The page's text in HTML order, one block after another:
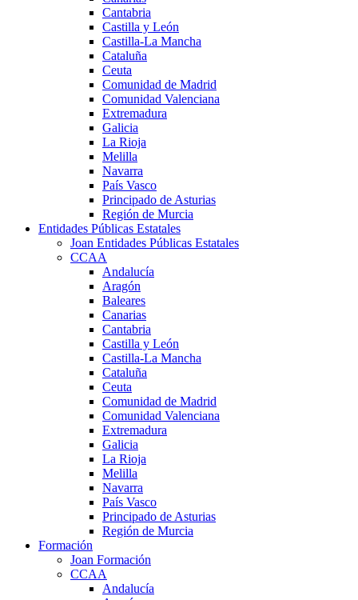
Cantabria
Castilla y León
Castilla-La Mancha
Cataluña
Ceuta
Comunidad de Madrid
Comunidad Valenciana
Extremadura
Galicia
La Rioja
Melilla
Navarra
País Vasco
Principado de Asturias
Región de Murcia
Entidades Públicas Estatales
Joan Entidades Públicas Estatales
CCAA
Andalucía
Aragón
Baleares
Canarias
Cantabria
Castilla y León
Castilla-La Mancha
Cataluña
Ceuta
Comunidad de Madrid
Comunidad Valenciana
Extremadura
Galicia
La Rioja
Melilla
Navarra
País Vasco
Principado de Asturias
Región de Murcia
Formación
Joan Formación
CCAA
Andalucía